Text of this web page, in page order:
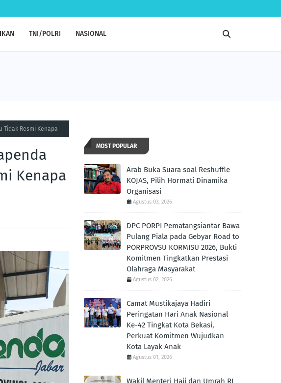
TNI/POLRI NASIONAL
Tidak Resmi Kenapa
Kenapa
MOST POPULAR
Arab Buka Suara soal Reshuffle
KOJAS, Pilih Hormati Dinamika
Organisasi
Agustus 03, 2026
DPC PORPI Pematangsiantar Bawa
Pulang Piala pada Gebyar Road to
PORPROVSU KORMISU 2026, Bukti
Komitmen Tingkatkan Prestasi
Olahraga Masyarakat
Agustus 02, 2026
Camat Mustikajaya Hadiri
Peringatan Hari Anak Nasional
Ke-42 Tingkat Kota Bekasi,
Perkuat Komitmen Wujudkan
Kota Layak Anak
Agustus 01, 2026
Wakil Menteri Haji dan Umrah RI